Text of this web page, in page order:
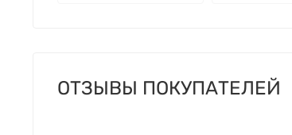
ОТЗЫВЫ ПОКУПАТЕЛЕЙ